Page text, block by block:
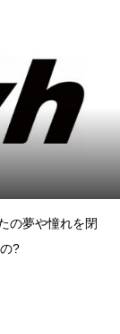
の夢や憧れを閉
?